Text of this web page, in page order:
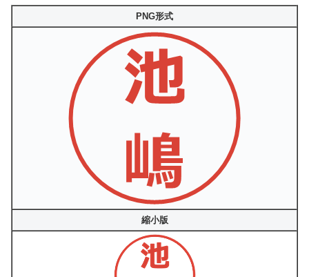
PNG形式
縮小版